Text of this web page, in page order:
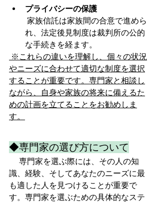
プライバシーの保護
家族信託は家族間の合意で進めら
れ、法定後見制度は裁判所の公的
な手続きを経ます。
やニーズに合わせて適切な制度を選択
することが重要です。専門家と相談し
ながら、自身や家族の将来に備えるた
めの計画を立てることをお勧めしま
す。
◆専門家の選び方について
専門家を選ぶ際には、その人の知
識、経験、そしてあなたのニーズに最
も適した人を見つけることが重要で
す。専門家を選ぶための具体的なステ